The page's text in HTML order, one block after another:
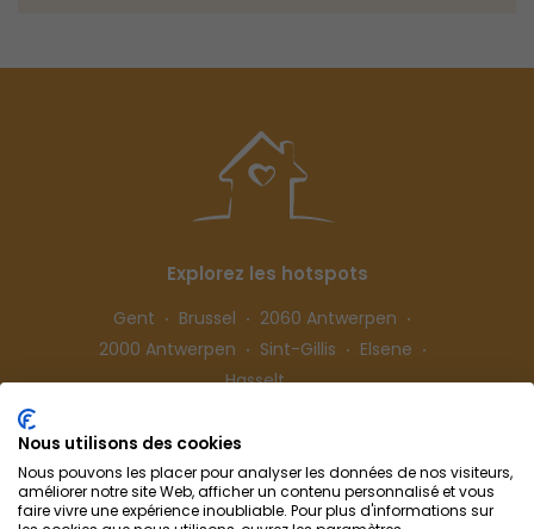
Explorez les hotspots
Gent Brussel
2060 Antwerpen
2000 Antwerpen
Sint-Gillis
Elsene
Hasselt
Suivez-nous
Nous utilisons des cookies
Nous pouvons les placer pour analyser les données de nos visiteurs,
améliorer notre site Web, afficher un contenu personnalisé et vous
faire vivre une expérience inoubliable. Pour plus d'informations sur